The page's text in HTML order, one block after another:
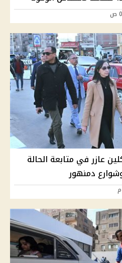
عازر في متابعة الحالة
دمنهور